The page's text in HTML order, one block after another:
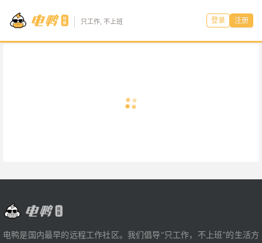
只工作, 不上班 登录 注册
电鸭是国内最早的远程工作社区。我们倡导“只工作，不上班”的生活方